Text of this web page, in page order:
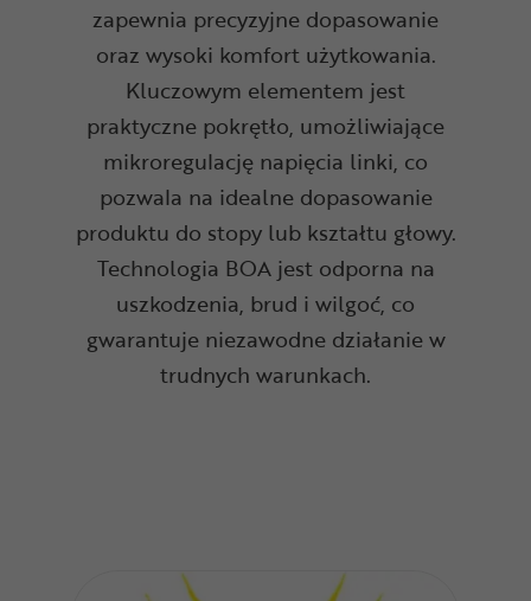
zapewnia precyzyjne dopasowanie
oraz wysoki komfort użytkowania.
Kluczowym elementem jest
praktyczne pokrętło, umożliwiające
mikroregulację napięcia linki, co
pozwala na idealne dopasowanie
produktu do stopy lub kształtu głowy.
Technologia BOA jest odporna na
uszkodzenia, brud i wilgoć, co
gwarantuje niezawodne działanie w
trudnych warunkach.